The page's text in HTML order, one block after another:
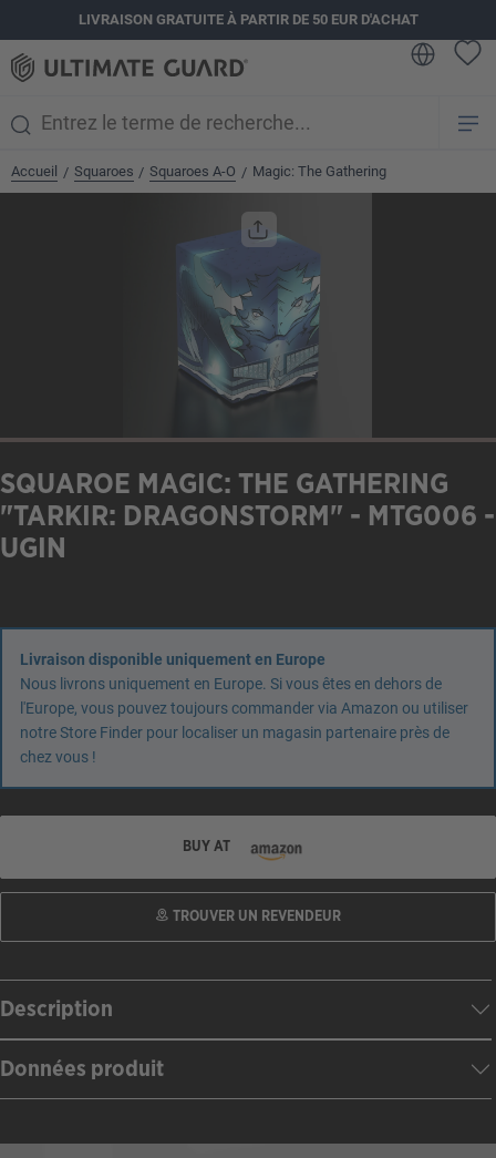
principalLIVRAISON GRATUITE À PARTIR DE 50 EUR D'ACHAT
Accueil / Squaroes / Squaroes A-O / Magic: The Gathering
SQUAROE MAGIC: THE GATHERING
"TARKIR: DRAGONSTORM" - MTG006 -
UGIN
Livraison disponible uniquement en Europe
Nous livrons uniquement en Europe. Si vous êtes en dehors de
l'Europe, vous pouvez toujours commander via Amazon ou utiliser
notre Store Finder pour localiser un magasin partenaire près de
chez vous !
BUY AT
TROUVER UN REVENDEUR
Description
Données produit